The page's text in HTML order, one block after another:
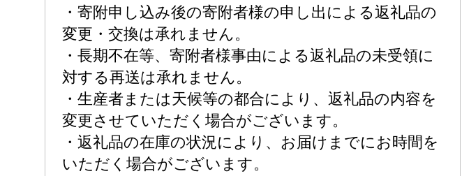
・寄附申し込み後の寄附者様の申し出による返礼品の
変更・交換は承れません。
・長期不在等、寄附者様事由による返礼品の未受領に
対する再送は承れません。
・生産者または天候等の都合により、返礼品の内容を
変更させていただく場合がございます。
・返礼品の在庫の状況により、お届けまでにお時間を
いただく場合がございます。